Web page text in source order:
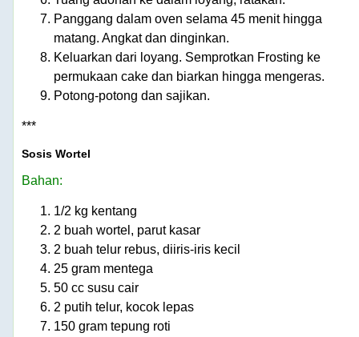
Panggang dalam oven selama 45 menit hingga
matang. Angkat dan dinginkan.
Keluarkan dari loyang. Semprotkan Frosting ke
permukaan cake dan biarkan hingga mengeras.
Potong-potong dan sajikan.
***
Sosis Wortel
Bahan:
1/2 kg kentang
2 buah wortel, parut kasar
2 buah telur rebus, diiris-iris kecil
25 gram mentega
50 cc susu cair
2 putih telur, kocok lepas
150 gram tepung roti